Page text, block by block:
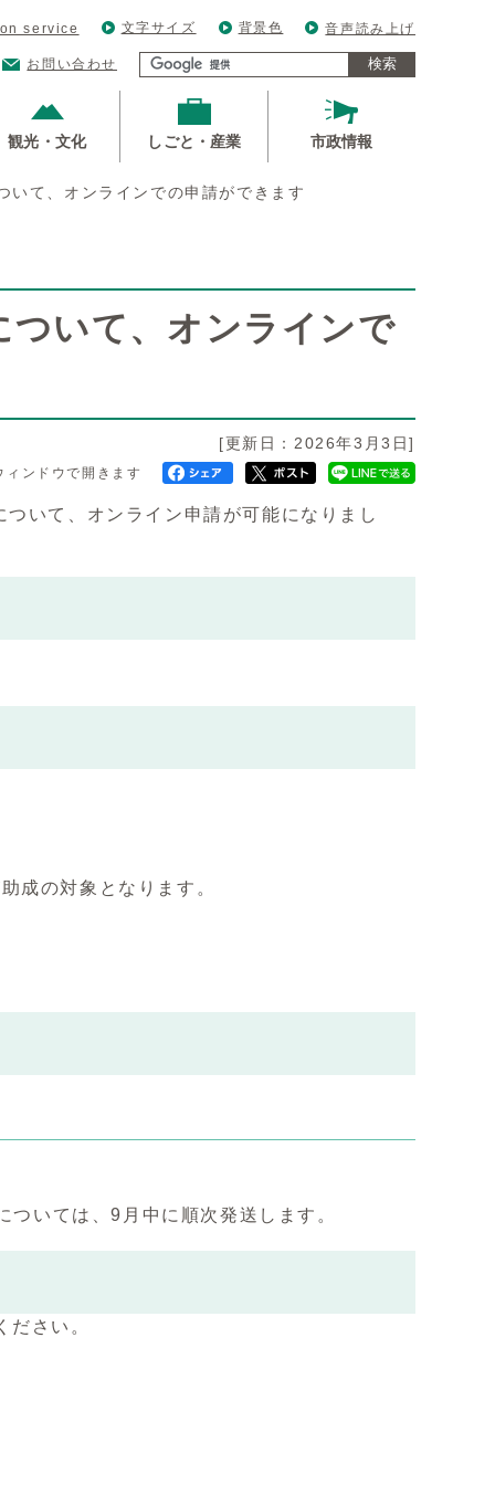
service 文字サイズ 背景色 音声読み上げ
お問い合わせ 検索
観光・文化 しごと・産業 市政情報
いて、オンラインでの申請ができます
ついて、オンラインで
[更新日：2026年3月3日]
ィンドウで開きます
いて、オンライン申請が可能になりまし
成の対象となります。
いては、9月中に順次発送します。
ださい。